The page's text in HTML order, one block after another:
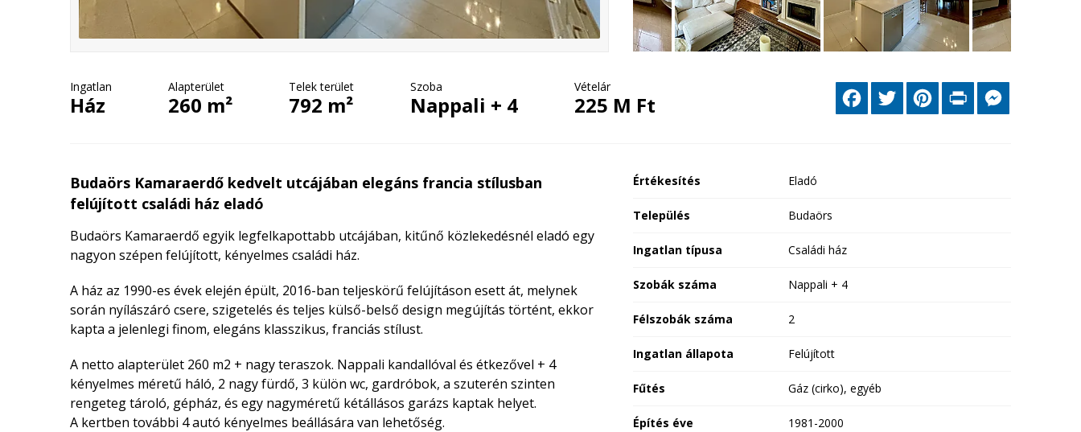
Ingatlan
Ház
Alapterület
260 m²
Telek terület
792 m²
Szoba
Nappali + 4
Vételár
225 M Ft
FacebookTwitter PinterestPrint
Budaörs Kamaraerdő kedvelt utcájában elegáns francia stílusban
felújított családi ház eladó
Budaörs Kamaraerdő egyik legfelkapottabb utcájában, kitűnő közlekedésnél eladó egy
nagyon szépen felújított, kényelmes családi ház.
A ház az 1990-es évek elején épült, 2016-ban teljeskörű felújításon esett át, melynek
során nyílászáró csere, szigetelés és teljes külső-belső design megújítás történt, ekkor
kapta a jelenlegi finom, elegáns klasszikus, franciás stílust.
A netto alapterület 260 m2 + nagy teraszok. Nappali kandallóval és étkezővel + 4
kényelmes méretű háló, 2 nagy fürdő, 3 külön wc, gardróbok, a szuterén szinten
rengeteg tároló, gépház, és egy nagyméretű kétállásos garázs kaptak helyet.
A kertben további 4 autó kényelmes beállására van lehetőség.
Értékesítés Eladó
Település Budaörs
Ingatlan típusa Családi ház
Szobák száma Nappali + 4
Félszobák száma 2
Ingatlan állapota Felújított
Fűtés Gáz (cirko), egyéb
Építés éve 1981-2000